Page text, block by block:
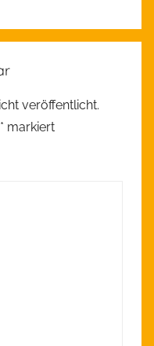
veröffentlicht.
* markiert